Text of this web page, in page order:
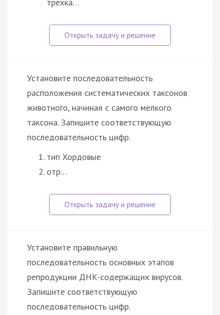
Установите последовательность
расположения систематических таксонов
животного, начиная с самого мелкого
таксона. Запишите соответствующую
последовательность цифр.
тип Хордовые
отр…
Установите правильную
последовательность основных этапов
репродукции ДНК-содержащих вирусов.
Запишите соответствующую
последовательность цифр.